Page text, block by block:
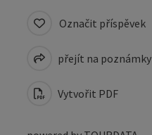
Označit příspěvek
přejít na poznámky
Vytvořit PDF